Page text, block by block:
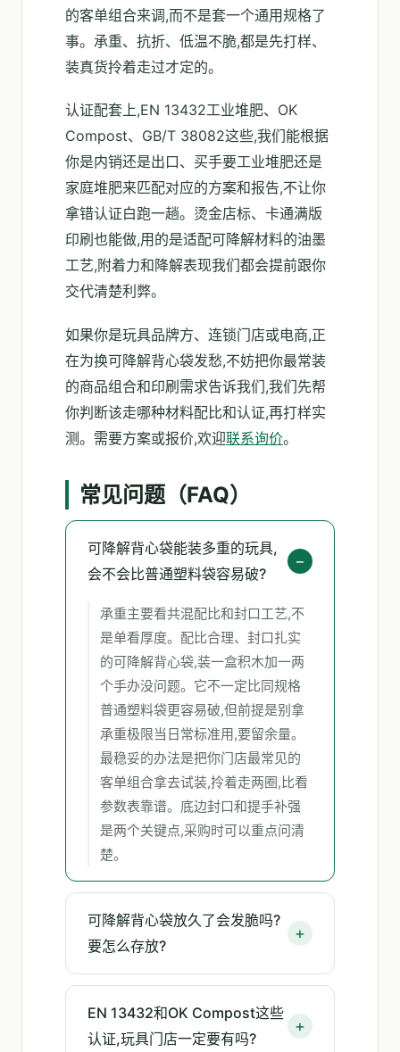
的客单组合来调,而不是套一个通用规格了
事。承重、抗折、低温不脆,都是先打样、
装真货拎着走过才定的。
认证配套上,EN 13432工业堆肥、OK
Compost、GB/T 38082这些,我们能根据
你是内销还是出口、买手要工业堆肥还是
家庭堆肥来匹配对应的方案和报告,不让你
拿错认证白跑一趟。烫金店标、卡通满版
印刷也能做,用的是适配可降解材料的油墨
工艺,附着力和降解表现我们都会提前跟你
交代清楚利弊。
如果你是玩具品牌方、连锁门店或电商,正
在为换可降解背心袋发愁,不妨把你最常装
的商品组合和印刷需求告诉我们,我们先帮
你判断该走哪种材料配比和认证,再打样实
测。需要方案或报价,欢迎联系询价。
常见问题（FAQ）
可降解背心袋能装多重的玩具,
会不会比普通塑料袋容易破?
承重主要看共混配比和封口工艺,不
是单看厚度。配比合理、封口扎实
的可降解背心袋,装一盒积木加一两
个手办没问题。它不一定比同规格
普通塑料袋更容易破,但前提是别拿
承重极限当日常标准用,要留余量。
最稳妥的办法是把你门店最常见的
客单组合拿去试装,拎着走两圈,比看
参数表靠谱。底边封口和提手补强
是两个关键点,采购时可以重点问清
楚。
可降解背心袋放久了会发脆吗?
要怎么存放?
EN 13432和OK Compost这些
认证,玩具门店一定要有吗?